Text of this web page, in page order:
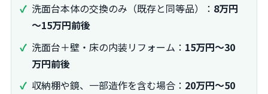
洗面台本体の交換のみ（既存と同等品）： 8万円
～15万円前後
洗面台＋壁・床の内装リフォーム： 15万円～30
万円前後
収納棚や鏡、一部造作を含む場合： 20万円～50